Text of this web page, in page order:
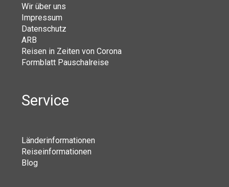
Wir über uns
Impressum
Datenschutz
ARB
Reisen in Zeiten von Corona
Formblatt Pauschalreise
Service
Länderinformationen
Reiseinformationen
Blog